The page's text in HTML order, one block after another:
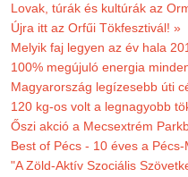
Lovak, túrák és kultúrák az
Újra itt az Orfűi Tökfesztivál! »
Melyik faj legyen az év hala
100% megújuló energia
Magyarország legízesebb úti
120 kg-os volt a legnagyobb
Őszi akció a Mecsextrém
Best of Pécs - 10 éves a
"A Zöld-Aktív Szociális